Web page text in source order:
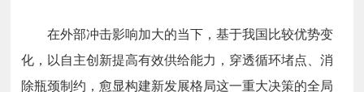
在外部冲击影响加大的当下，基于我国比较优势变
化，以自主创新提高有效供给能力，穿透循环堵点、消
除瓶颈制约，愈显构建新发展格局这一重大决策的全局